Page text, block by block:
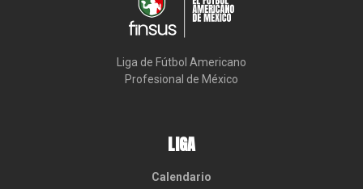
Liga de Fútbol Americano
Profesional de México
LIGA
Calendario